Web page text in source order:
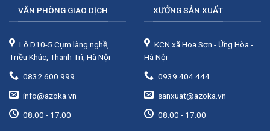
VĂN PHÒNG GIAO DỊCH
Lô D10-5 Cụm làng nghề,
Triều Khúc, Thanh Trì, Hà Nội
0832.600.999
info@azoka.vn
08:00 - 17:00
XƯỞNG SẢN XUẤT
KCN xã Hoa Sơn - Ứng Hòa -
Hà Nội
0939.404.444
sanxuat@azoka.vn
08:00 - 17:00